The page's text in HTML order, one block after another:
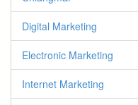
Digital Marketing
Electronic Marketing
Internet Marketing